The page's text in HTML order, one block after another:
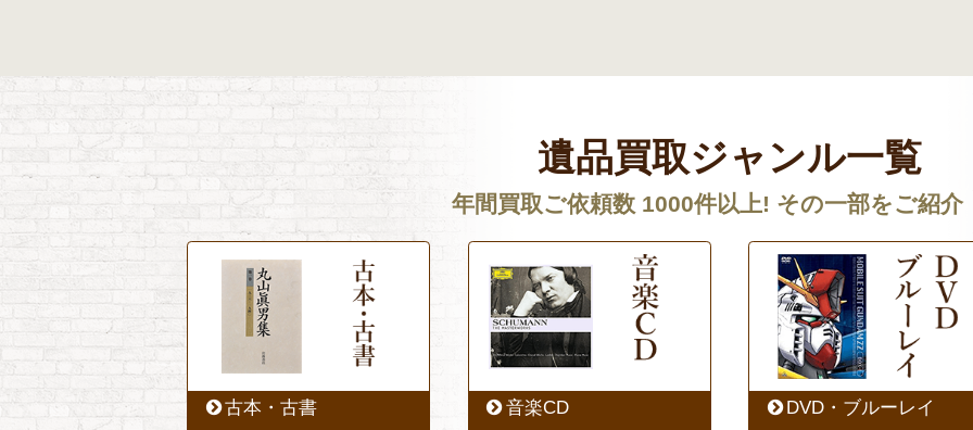
遺品買取ジャンル一覧
年間買取ご依頼数 1000件以上! その一部をご紹介
古本・古書 音楽CD DVD・ブルーレイ